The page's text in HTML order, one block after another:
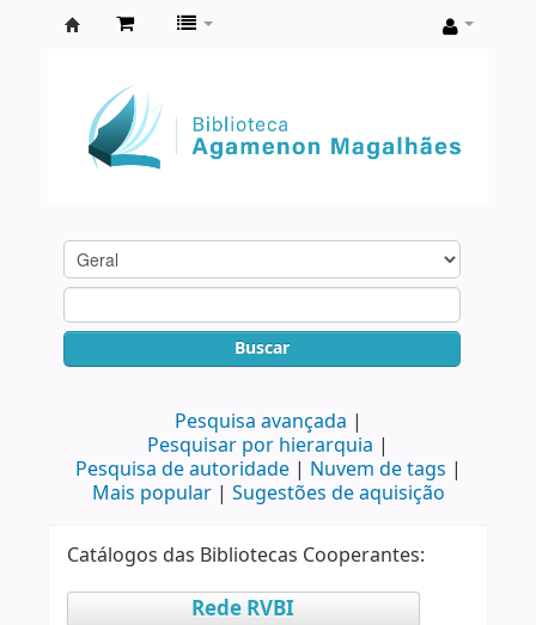
Agamenon
Magalhães
Buscar
Pesquisa avançada
Pesquisar por hierarquia
Pesquisa de autoridade
Nuvem de tags
Mais popular
Sugestões de aquisição
Catálogos das Bibliotecas Cooperantes:
Rede RVBI